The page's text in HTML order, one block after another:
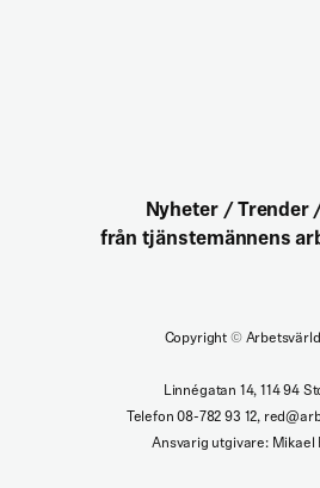
Nyheter / Trender
från tjänstemännens
Copyright ©
Linnégatan 14, 114 94
Telefon 08-782 93 12,
Ansvarig utgivare: Mikael